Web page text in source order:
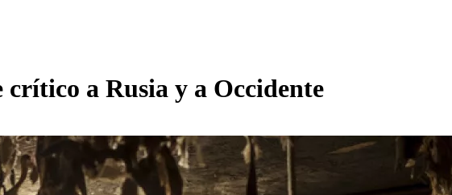
crítico a Rusia y a Occidente